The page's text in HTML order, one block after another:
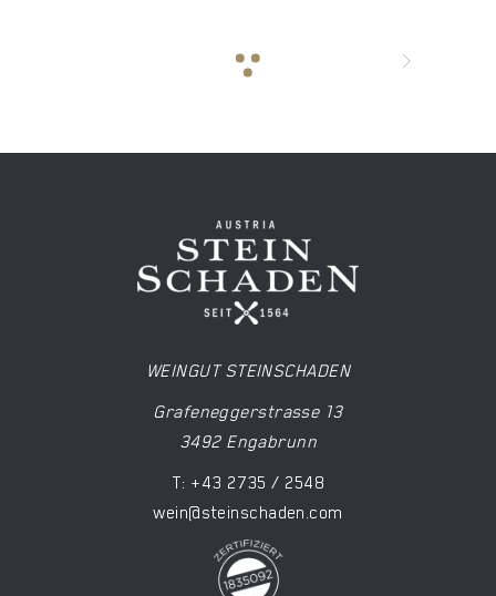
WEINGUT STEINSCHADEN
Grafeneggerstrasse 13
3492 Engabrunn
T: +43 2735 / 2548
wein@steinschaden.com